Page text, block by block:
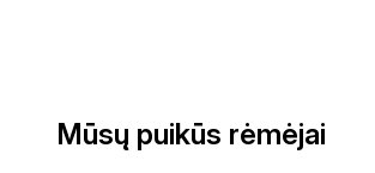
Mūsų puikūs rėmėjai